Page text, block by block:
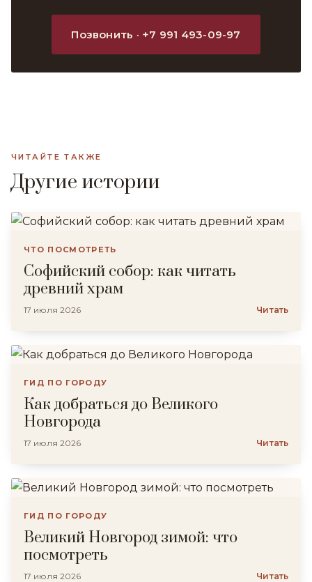
Позвонить · +7 991 493-09-97
ЧИТАЙТЕ ТАКЖЕ
Другие истории
ЧТО ПОСМОТРЕТЬ
Софийский собор: как читать
древний храм
17 июля 2026 Читать
ГИД ПО ГОРОДУ
Как добраться до Великого
Новгорода
17 июля 2026 Читать
ГИД ПО ГОРОДУ
Великий Новгород зимой: что
посмотреть
17 июля 2026 Читать